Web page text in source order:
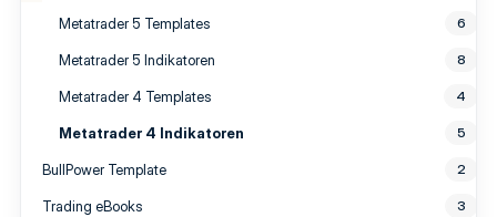
Metatrader 5 Templates 6
Metatrader 5 Indikatoren 8
Metatrader 4 Templates 4
Metatrader 4 Indikatoren 5
BullPower Template 2
Trading eBooks 3